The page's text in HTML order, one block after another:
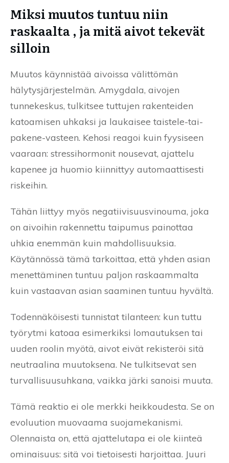
Miksi muutos tuntuu niin
raskaalta , ja mitä aivot tekevät
silloin
Muutos käynnistää aivoissa välittömän
hälytysjärjestelmän. Amygdala, aivojen
tunnekeskus, tulkitsee tuttujen rakenteiden
katoamisen uhkaksi ja laukaisee taistele-tai-
pakene-vasteen. Kehosi reagoi kuin fyysiseen
vaaraan: stressihormonit nousevat, ajattelu
kapenee ja huomio kiinnittyy automaattisesti
riskeihin.
Tähän liittyy myös negatiivisuusvinouma, joka
on aivoihin rakennettu taipumus painottaa
uhkia enemmän kuin mahdollisuuksia.
Käytännössä tämä tarkoittaa, että yhden asian
menettäminen tuntuu paljon raskaammalta
kuin vastaavan asian saaminen tuntuu hyvältä.
Todennäköisesti tunnistat tilanteen: kun tuttu
työrytmi katoaa esimerkiksi lomautuksen tai
uuden roolin myötä, aivot eivät rekisteröi sitä
neutraalina muutoksena. Ne tulkitsevat sen
turvallisuusuhkana, vaikka järki sanoisi muuta.
Tämä reaktio ei ole merkki heikkoudesta. Se on
evoluution muovaama suojamekanismi.
Olennaista on, että ajattelutapa ei ole kiinteä
ominaisuus: sitä voi tietoisesti harjoittaa. Juuri